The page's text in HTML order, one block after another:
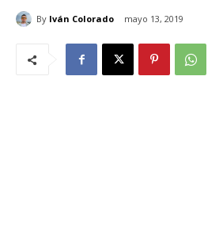
By Iván Colorado mayo 13, 2019